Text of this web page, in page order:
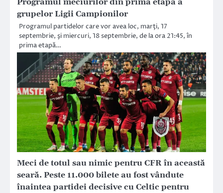
grupelor Ligii Campionilor
Programul partidelor care vor avea loc, marţi, 17
septembrie, şi miercuri, 18 septembrie, de la ora 21:45, în
prima etapă…
Meci de totul sau nimic pentru CFR în această
seară. Peste 11.000 bilete au fost vândute
înaintea partidei decisive cu Celtic pentru